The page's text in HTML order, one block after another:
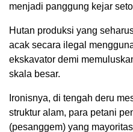
menjadi panggung kejar
Hutan produksi yang
acak secara ilegal
ekskavator demi
skala besar.
Ironisnya, di tengah deru
struktur alam, para petani
(pesanggem) yang